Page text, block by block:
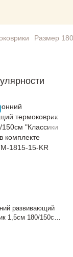
Размер
развивающий
1,5см 180/150см
в